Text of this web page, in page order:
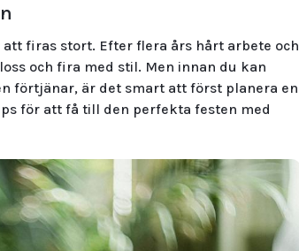
firas stort. Efter flera års hårt arbete och
och fira med stil. Men innan du kan
förtjänar, är det smart att först planera en
för att få till den perfekta festen med